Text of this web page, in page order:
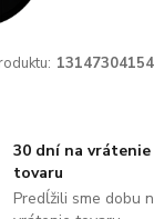
13147304154
30 dní na vrátenie
tovaru
Predĺžili sme dobu